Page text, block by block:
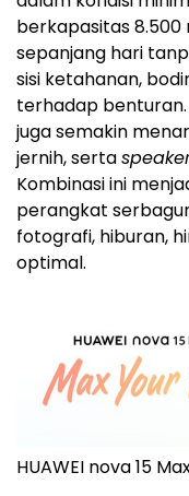
berkapasitas
sepanjang hari
sisi ketahanan,
terhadap benturan.
juga semakin
jernih, serta
Kombinasi ini
perangkat
fotografi, hiburan,
optimal.
HUAWEI nova 15